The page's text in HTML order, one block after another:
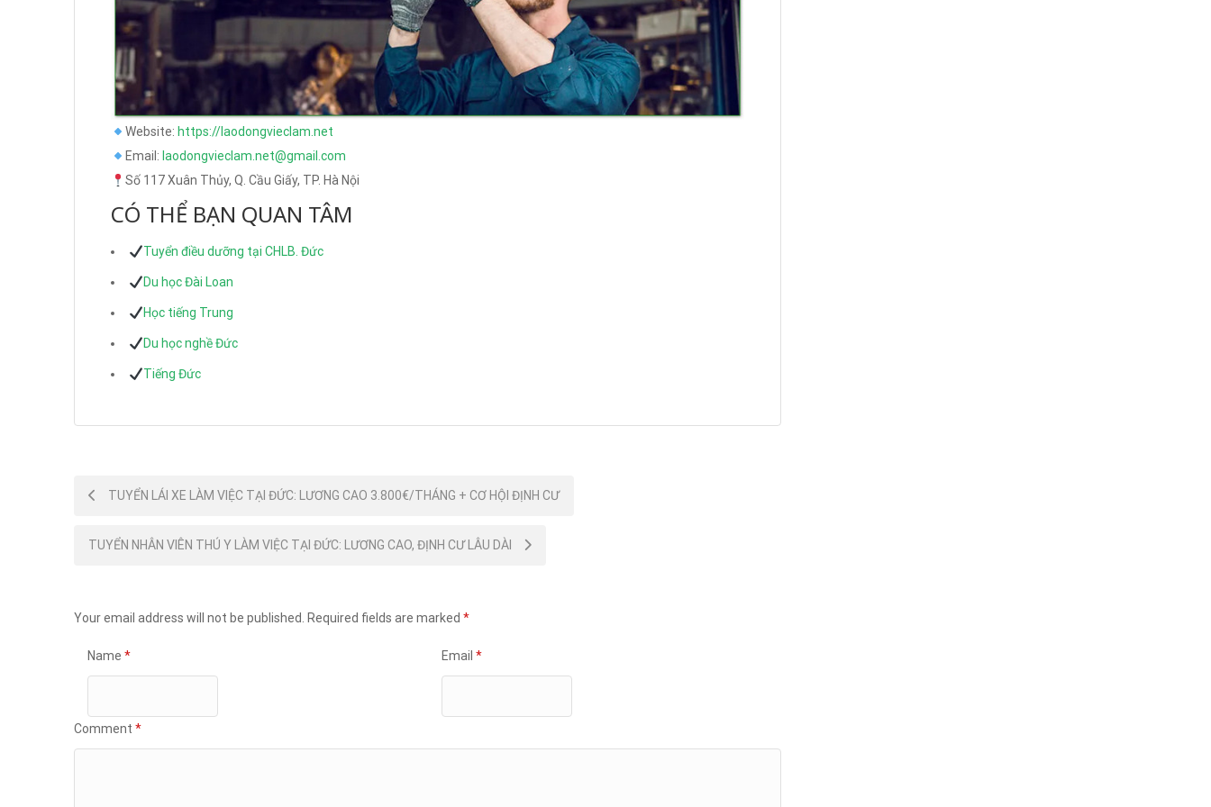
Website: https://laodongvieclam.net
Email: laodongvieclam.net@gmail.com
Số 117 Xuân Thủy, Q. Cầu Giấy, TP. Hà Nội
CÓ THỂ BẠN QUAN TÂM
Tuyển điều dưỡng tại CHLB. Đức
Du học Đài Loan
Học tiếng Trung
Du học nghề Đức
Tiếng Đức
Post
navigation
TUYỂN LÁI XE LÀM VIỆC TẠI ĐỨC: LƯƠNG CAO 3.800€/THÁNG + CƠ HỘI ĐỊNH CƯ
TUYỂN NHÂN VIÊN THÚ Y LÀM VIỆC TẠI ĐỨC: LƯƠNG CAO, ĐỊNH CƯ LÂU DÀI
Your email address will not be published. Required fields are marked *
Name * Email *
Comment *